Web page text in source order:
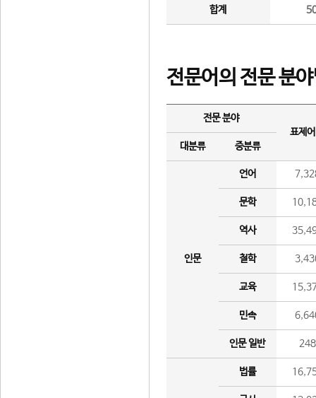
합계
전문어의 전문 분
전문 분야
표제
대분류
중분류
인문
언어
문학
역사
철학
교육
민속
인문 일반 248
법률